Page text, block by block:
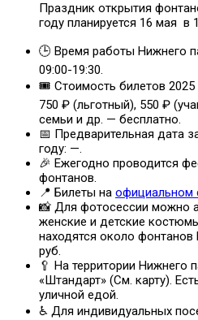
Праздник открытия
году планируется 16 мая в
🕒 Время работы Нижнего
09:00-19:30.
🎟️ Стоимость билетов 2025
750 ₽ (льготный), 550 ₽
семьи и др. — бесплатно.
📅 Предварительная дата
году: —.
🎉 Ежегодно проводится
фонтанов.
📍 Билеты на официальном
📸 Для фотосессии можно
женские и детские
находятся около
руб.
🥄 На территории Нижнего
«Штандарт» (См. карту).
уличной едой.
♿ Для индивидуальных